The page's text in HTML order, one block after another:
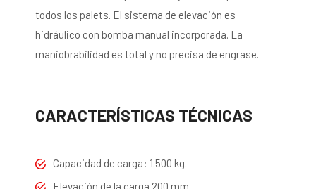
todos los palets. El sistema de elevación es
hidráulico con bomba manual incorporada. La
maniobrabilidad es total y no precisa de engrase.
CARACTERÍSTICAS TÉCNICAS
Capacidad de carga: 1.500 kg.